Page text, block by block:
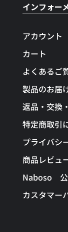
インフォー
アカウント
カート
よくあるご
製品のお届
返品・交換
特定商取引
プライバシ
商品レビュ
Naboso 公
カスタマー